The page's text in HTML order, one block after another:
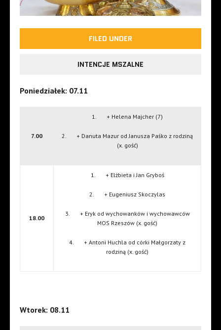
FILED UNDER
INTENCJE MSZALNE
Poniedziałek: 07.11
7.00
1. + Helena Majcher (7)
2. + Danuta Mazur od Janusza Paśko z rodziną
(x. gość)
18.00
1. + Elżbieta i Jan Gryboś
2. + Eugeniusz Skoczylas
3. + Eryk od wychowanków i wychowawców
MOS Rzeszów (x. gość)
4. + Antoni Huchla od córki Małgorzaty z
rodziną (x. gość)
Wtorek: 08.11